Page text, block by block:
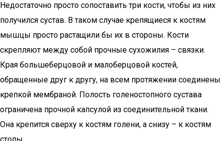
Недостаточно просто сопоставить три кости, чтобы из них
получился сустав. В таком случае крепящиеся к костям
мышцы просто растащили бы их в стороны. Кости
скрепляют между собой прочные сухожилия – связки.
Края большеберцовой и малоберцовой костей,
обращенные друг к другу, на всем протяжении соединены
крепкой мембраной. Полость голеностопного сустава
ограничена прочной капсулой из соединительной ткани.
Она крепится сверху к костям голени, а снизу – к костям